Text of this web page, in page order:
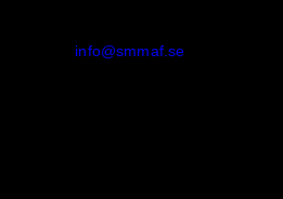
info@smmaf.se